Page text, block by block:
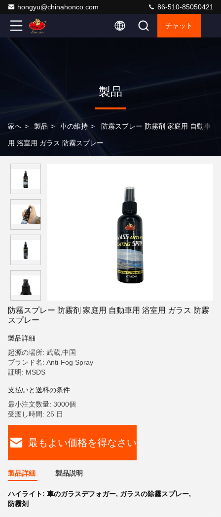
hongyu@chinahonco.com 86-510-85050421
チャット
製品
家へ > 製品 > 車の維持 > 防霧スプレー 防霧剤 家庭用 自動車
用 浴室用 ガラス 防霧スプレー
防霧スプレー 防霧剤 家庭用 自動車用 浴室用 ガラス 防霧
スプレー
製品詳細
起源の場所: 武蔵,中国
ブランド名: Anti-Fog Spray
証明: MSDS
支払いと送料の条件
最小注文数量: 3000個
受渡し時間: 25 日
最もよい価格を得なさい
製品詳細 製品説明
ハイライト: 車のガラスデフォガー, ガラスの除霧スプレー,
防霧剤